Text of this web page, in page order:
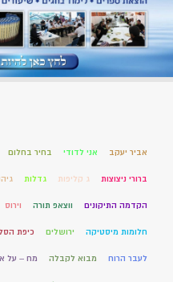
אביר יעקב אני לדודי בחיר בחלום
ברורי ניצוצות ג קליפות גדלות
הקדמה התיקונים ווצאפ תורה וירוס
חלומות מיסטיקה ירושלים כיפת
לעבר הרוח מבוא לקבלה מח – על